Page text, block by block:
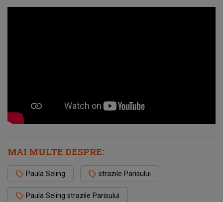
MAI MULTE DESPRE:
Paula Seling strazile Parisului
Paula Seling strazile Parisului